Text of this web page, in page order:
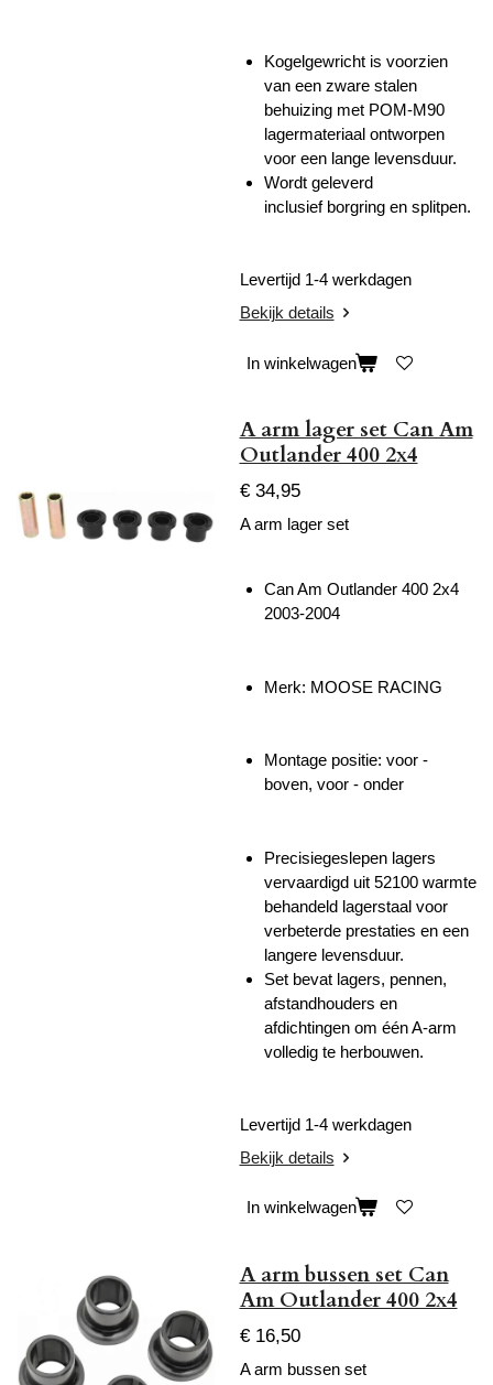
Kogelgewricht is voorzien
van een zware stalen
behuizing met POM-M90
lagermateriaal ontworpen
voor een lange levensduur.
Wordt geleverd
inclusief borgring en splitpen.
Levertijd 1-4 werkdagen
Bekijk details
In winkelwagen
A arm lager set Can Am
Outlander 400 2x4
€ 34,95
A arm lager set
Can Am Outlander 400 2x4
2003-2004
Merk: MOOSE RACING
Montage positie: voor -
boven, voor - onder
Precisiegeslepen lagers
vervaardigd uit 52100 warmte
behandeld lagerstaal voor
verbeterde prestaties en een
langere levensduur.
Set bevat lagers, pennen,
afstandhouders en
afdichtingen om één A-arm
volledig te herbouwen.
Levertijd 1-4 werkdagen
Bekijk details
In winkelwagen
A arm bussen set Can
Am Outlander 400 2x4
€ 16,50
A arm bussen set